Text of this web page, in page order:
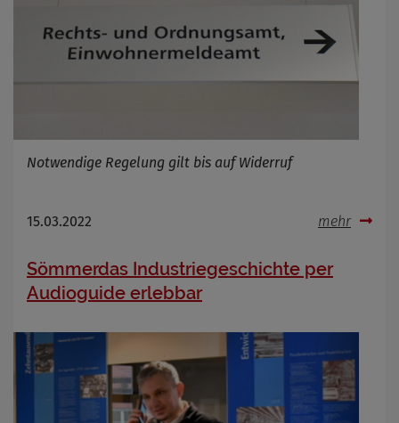
Notwendige Regelung gilt bis auf Widerruf
15.03.2022 mehr
Sömmerdas Industriegeschichte per
Audioguide erlebbar